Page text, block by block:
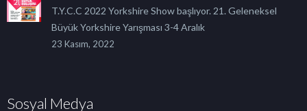
T.Y.C.C 2022 Yorkshire Show başlıyor. 21. Geleneksel
Büyük Yorkshire Yarışması 3-4 Aralık
23 Kasım, 2022
Sosyal Medya